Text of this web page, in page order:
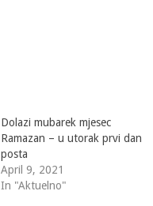
Dolazi mubarek mjesec
Ramazan – u utorak prvi dan
posta
April 9, 2021
In "Aktuelno"